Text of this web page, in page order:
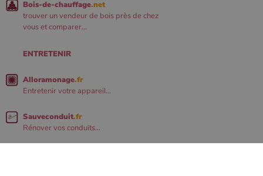
Bois-de-chauffage.net
trouver un vendeur de bois près de chez
vous et comparer...
ENTRETENIR
Alloramonage.fr
Entretenir votre appareil...
Sauveconduit.fr
Rénover vos conduits...